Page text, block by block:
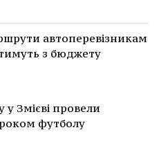
автоперевізникам
з бюджету
у Змієві провели
футболу